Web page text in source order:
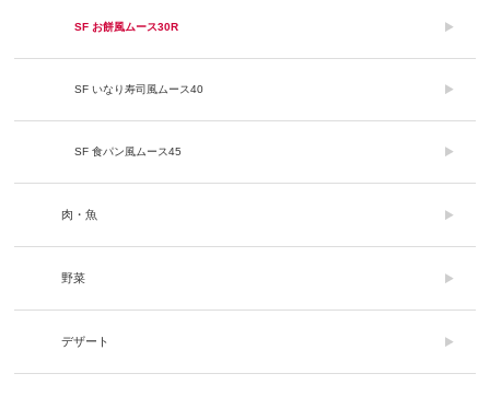
SF お餅風ムース30R
SF いなり寿司風ムース40
SF 食パン風ムース45
肉・魚
野菜
デザート